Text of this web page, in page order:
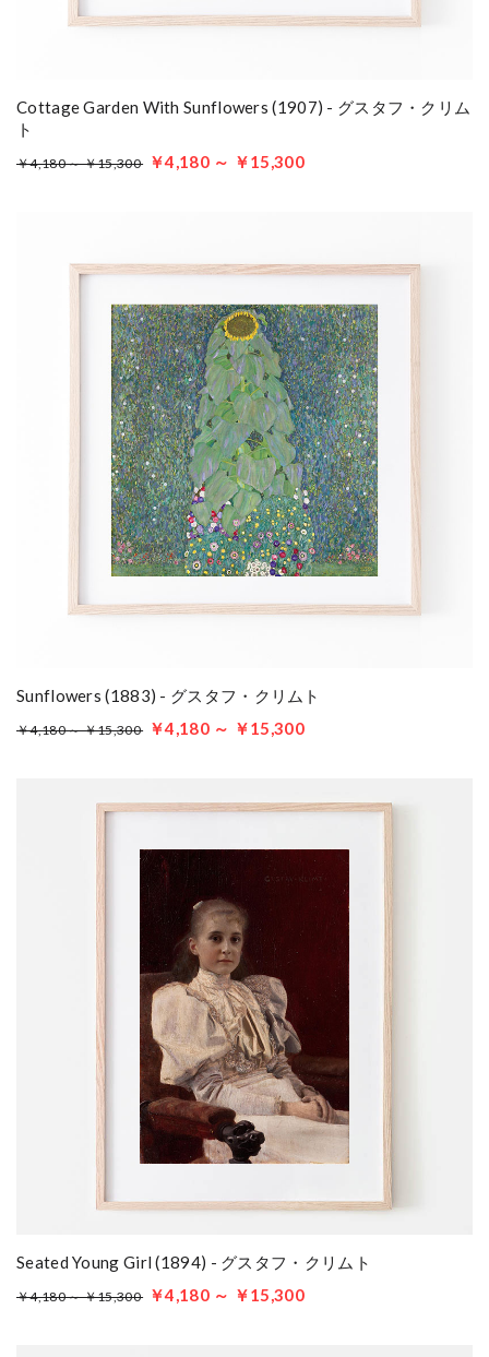
Cottage Garden With Sunflowers (1907) - グスタフ・クリム
ト
￥4,180 ～ ￥15,300 ￥4,180 ～ ￥15,300
Sunflowers (1883) - グスタフ・クリムト
￥4,180 ～ ￥15,300 ￥4,180 ～ ￥15,300
Seated Young Girl (1894) - グスタフ・クリムト
￥4,180 ～ ￥15,300 ￥4,180 ～ ￥15,300